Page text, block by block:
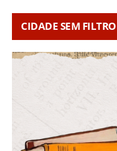
CIDADE SEM FILTRO